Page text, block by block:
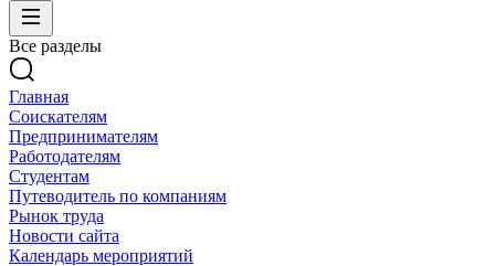
Все разделы
Главная
Соискателям
Предпринимателям
Работодателям
Студентам
Путеводитель по компаниям
Рынок труда
Новости сайта
Календарь мероприятий